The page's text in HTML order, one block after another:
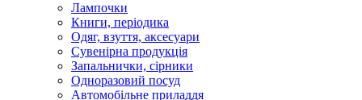
Лампочки
Книги, періодика
Одяг, взуття, аксесуари
Сувенірна продукція
Запальнички, сірники
Одноразовий посуд
Автомобільне приладдя